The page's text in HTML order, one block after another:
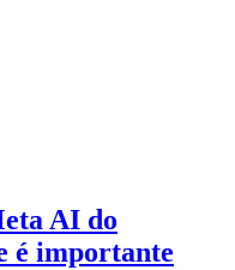
AI do
é importante